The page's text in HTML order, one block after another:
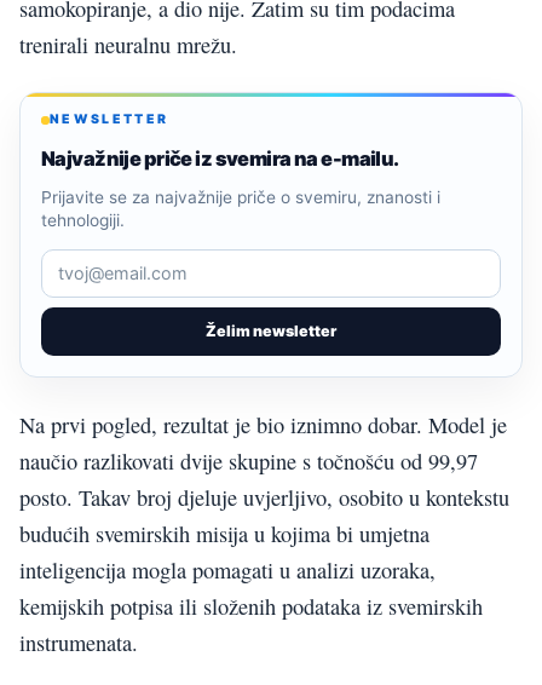
samokopiranje, a dio nije. Zatim su tim podacima
trenirali neuralnu mrežu.
NEWSLETTER
Najvažnije priče iz svemira na e-mailu.
Želim newsletter
Prijavite se za najvažnije priče o svemiru, znanosti i
tehnologiji.
Na prvi pogled, rezultat je bio iznimno dobar. Model je
naučio razlikovati dvije skupine s točnošću od 99,97
posto. Takav broj djeluje uvjerljivo, osobito u kontekstu
budućih svemirskih misija u kojima bi umjetna
inteligencija mogla pomagati u analizi uzoraka,
kemijskih potpisa ili složenih podataka iz svemirskih
instrumenata.